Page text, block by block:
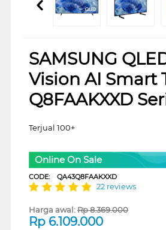
SAMSUNG
Vision AI Smart
Q8FAAKXXD
Terjual 100+
Online On Sale
CODE: QA43Q8FAAKXXD
22 reviews
Harga awal:Rp8.369.000
Rp 6.109.000